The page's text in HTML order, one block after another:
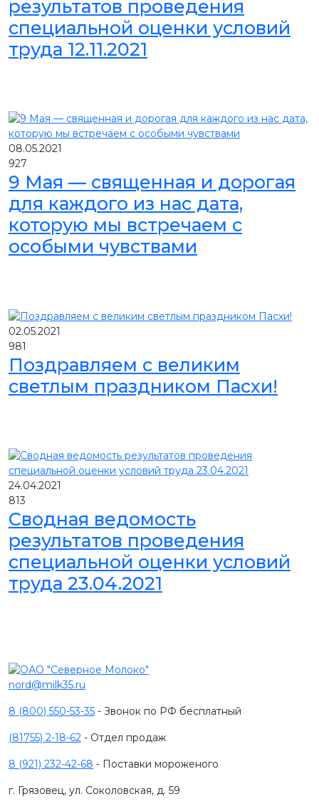
результатов проведения
специальной оценки условий
труда 12.11.2021
08.05.2021
927
9 Мая — священная и дорогая
для каждого из нас дата,
которую мы встречаем с
особыми чувствами
02.05.2021
981
Поздравляем с великим
светлым праздником Пасхи!
24.04.2021
813
Сводная ведомость
результатов проведения
специальной оценки условий
труда 23.04.2021
nord@milk35.ru
8 (800) 550-53-35 - Звонок по РФ бесплатный
(81755) 2-18-62 - Отдел продаж
8 (921) 232-42-68 - Поставки мороженого
г. Грязовец, ул. Соколовская, д. 59